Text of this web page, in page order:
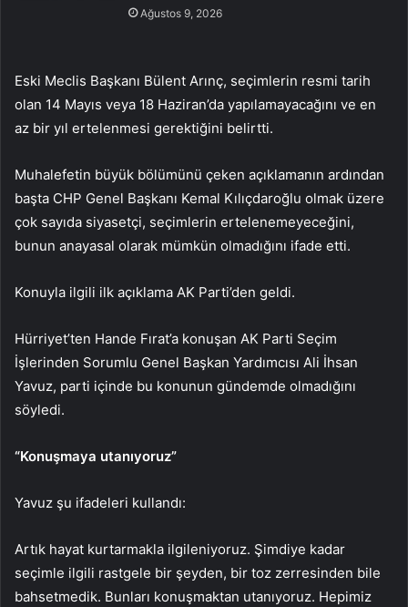
Ağustos 9, 2026
Eski Meclis Başkanı Bülent Arınç, seçimlerin resmi tarih
olan 14 Mayıs veya 18 Haziran’da yapılamayacağını ve en
az bir yıl ertelenmesi gerektiğini belirtti.
Muhalefetin büyük bölümünü çeken açıklamanın ardından
başta CHP Genel Başkanı Kemal Kılıçdaroğlu olmak üzere
çok sayıda siyasetçi, seçimlerin ertelenemeyeceğini,
bunun anayasal olarak mümkün olmadığını ifade etti.
Konuyla ilgili ilk açıklama AK Parti’den geldi.
Hürriyet’ten Hande Fırat’a konuşan AK Parti Seçim
İşlerinden Sorumlu Genel Başkan Yardımcısı Ali İhsan
Yavuz, parti içinde bu konunun gündemde olmadığını
söyledi.
“Konuşmaya utanıyoruz”
Yavuz şu ifadeleri kullandı:
Artık hayat kurtarmakla ilgileniyoruz. Şimdiye kadar
seçimle ilgili rastgele bir şeyden, bir toz zerresinden bile
bahsetmedik. Bunları konuşmaktan utanıyoruz. Hepimiz